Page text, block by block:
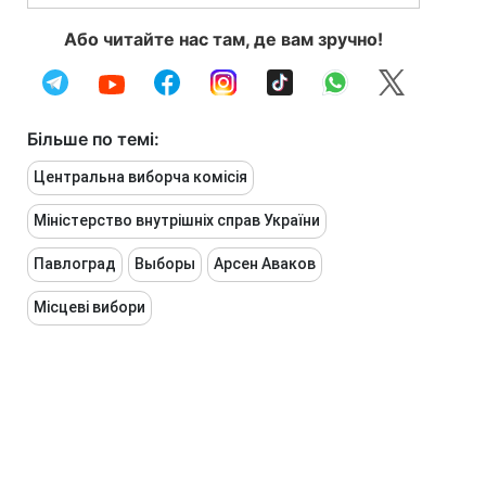
Або читайте нас там, де вам зручно!
Більше по темі:
Центральна виборча комісія
Міністерство внутрішніх справ України
Павлоград Выборы Арсен Аваков
Місцеві вибори